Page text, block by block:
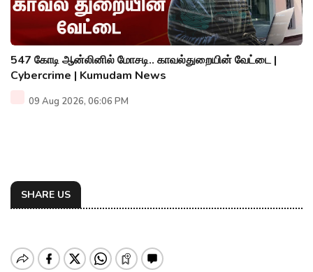
547 கோடி ஆன்லினில் மோசடி.. காவல்துறையின் வேட்டை |
Cybercrime | Kumudam News
09 Aug 2026, 06:06 PM
SHARE US